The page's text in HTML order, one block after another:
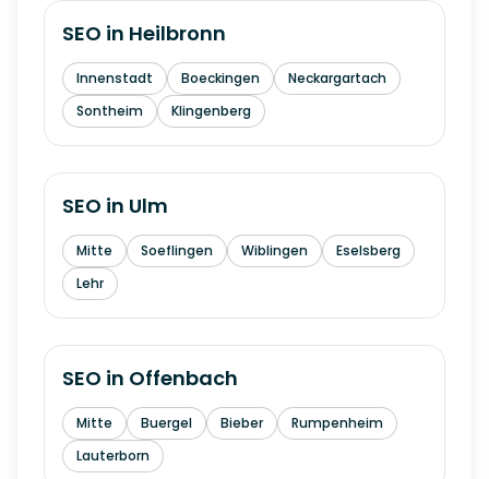
SEO in Heilbronn
Innenstadt Boeckingen
Neckargartach
Sontheim
Klingenberg
SEO in Ulm
Mitte Soeflingen Wiblingen
Eselsberg
Lehr
SEO in Offenbach
Mitte Buergel Bieber
Rumpenheim
Lauterborn